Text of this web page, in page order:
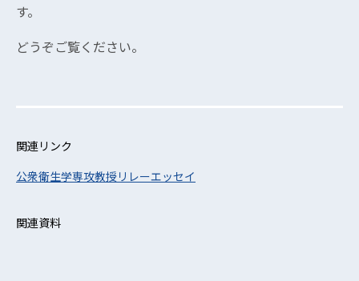
す。
どうぞご覧ください。
関連リンク
公衆衛生学専攻教授リレーエッセイ
関連資料